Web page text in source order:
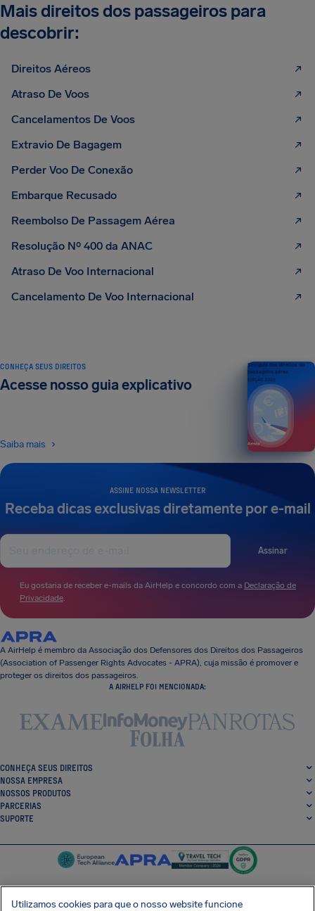
Mais direitos dos passageiros para
descobrir:
Direitos Aéreos
Atraso De Voos
Cancelamentos De Voos
Extravio De Bagagem
Perder Voo De Conexão
Embarque Recusado
Reembolso De Passagem Aérea
Resolução Nº 400 da ANAC
Atraso De Voo Internacional
Cancelamento De Voo Internacional
ASSINE NOSSA NEWSLETTER
Receba dicas exclusivas diretamente por e-mail
Assinar
Eu gostaria de receber e-mails da AirHelp e concordo com a Declaração de
Privacidade.
CONHEÇA SEUS DIREITOS
Acesse nosso guia explicativo
Saiba mais
Seu guia dos direitos do
passageiro aéreo
EDIÇÃO 2026
A AirHelp é membro da Associação dos Defensores dos Direitos dos Passageiros
(Association of Passenger Rights Advocates - APRA), cuja missão é promover e
proteger os direitos dos passageiros.
A AIRHELP FOI MENCIONADA:
CONHEÇA SEUS DIREITOS
NOSSA EMPRESA
NOSSOS PRODUTOS
PARCERIAS
SUPORTE
Utilizamos cookies para que o nosso website funcione